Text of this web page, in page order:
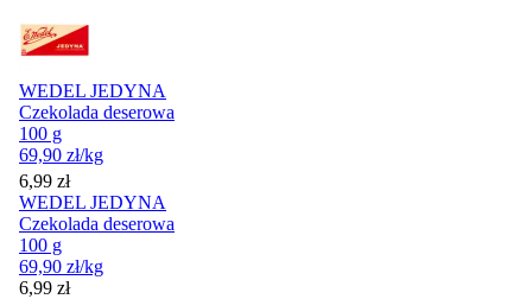
WEDEL JEDYNA
Czekolada deserowa
100 g
69,90 zł/kg
Cena
6,99 zł
WEDEL JEDYNA
Czekolada deserowa
100 g
69,90 zł/kg
Cena
6,99 zł